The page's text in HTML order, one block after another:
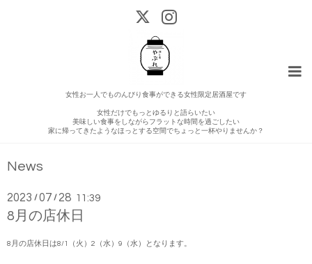
女性お一人でものんびり食事ができる女性限定居酒屋です
女性だけでもっとゆるりと語らいたい
美味しい食事をしながらフラットな時間を過ごしたい
家に帰ってきたようなほっとする空間でちょっと一杯やりませんか？
News
2023 /07 / 28 11:39
8月の店休日
8月の店休日は8/1（火）2（水）9（水）となります。